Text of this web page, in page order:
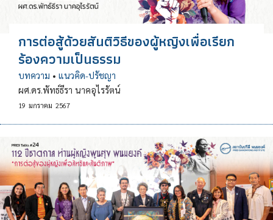
การต่อสู้ด้วยสันติวิธีของผู้หญิงเพื่อเรียก
ร้องความเป็นธรรม
บทความ • แนวคิด-ปรัชญา
ผศ.ดร.พัทธ์ธีรา นาคอุไรรัตน์
19 มกราคม 2567